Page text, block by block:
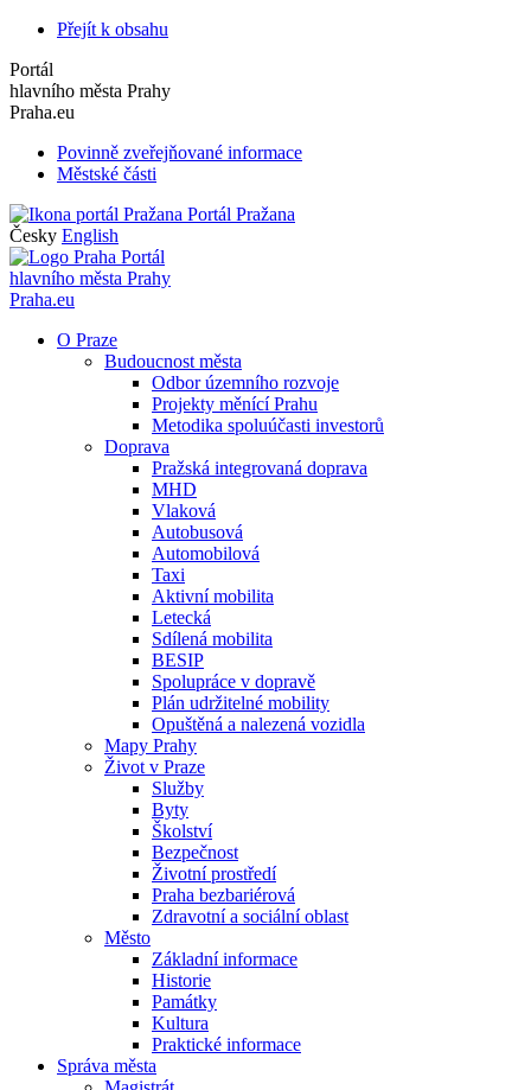
Přejít k obsahu
Portál
hlavního města Prahy
Praha.eu
Povinně zveřejňované informace
Městské části
Portál Pražana
Česky English
Portál
hlavního města Prahy
Praha.eu
O Praze
Budoucnost města
Odbor územního rozvoje
Projekty měnící Prahu
Metodika spoluúčasti investorů
Doprava
Pražská integrovaná doprava
MHD
Vlaková
Autobusová
Automobilová
Taxi
Aktivní mobilita
Letecká
Sdílená mobilita
BESIP
Spolupráce v dopravě
Plán udržitelné mobility
Opuštěná a nalezená vozidla
Mapy Prahy
Život v Praze
Služby
Byty
Školství
Bezpečnost
Životní prostředí
Praha bezbariérová
Zdravotní a sociální oblast
Město
Základní informace
Historie
Památky
Kultura
Praktické informace
Správa města